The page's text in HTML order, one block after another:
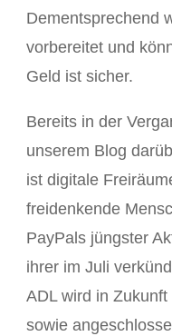
Dementsprechend
vorbereitet und
Geld ist sicher.
Bereits in der
unserem Blog
ist digitale
freidenkende
PayPals jüngster
ihrer im Juli
ADL wird in
sowie